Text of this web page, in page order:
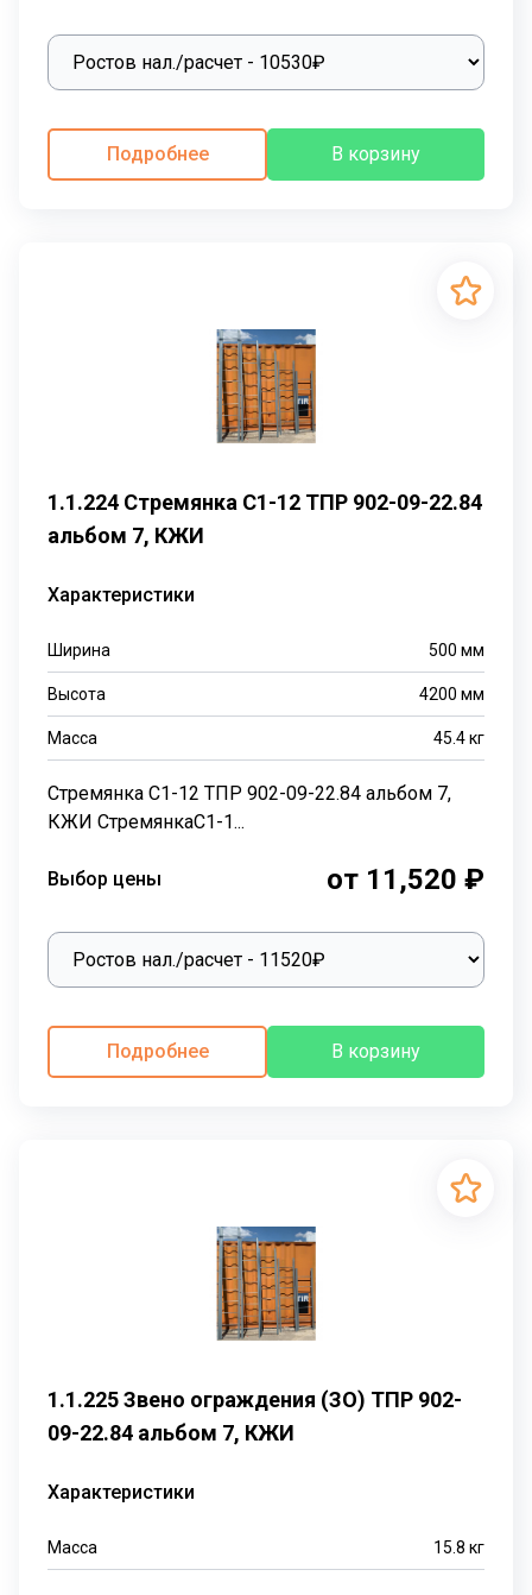
Подробнее В корзину
1.1.224 Стремянка С1-12 ТПР 902-09-22.84
альбом 7, КЖИ
Характеристики
Ширина 500 мм
Высота 4200 мм
Масса 45.4кг
Стремянка С1-12 ТПР 902-09-22.84 альбом 7,
КЖИ СтремянкаС1-1...
Выбор цены от 11,520 ₽
Подробнее В корзину
1.1.225 Звено ограждения (ЗО) ТПР 902-
09-22.84 альбом 7, КЖИ
Характеристики
Масса 15.8 кг